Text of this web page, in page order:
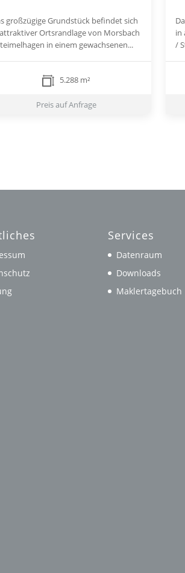
großzügige Grundstück befindet sich
Ortsrandlage von Morsbach
in einem gewachsenen...
5.288 m²
Preis auf Anfrage
in
/
Services
Datenraum
Downloads
Maklertagebuch